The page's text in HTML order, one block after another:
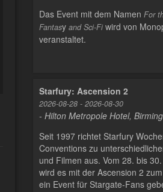
Das Event mit dem Namen For
Fantasy and Sci-Fi wird von
veranstaltet.
Starfury: Ascension 2
2026-08-28 - 2026-08-30
- Hilton Metropole Hotel,
Seit 1997 richtet Starfury
Conventions zu
und Filmen aus. Vom 28. bis
wird es mit der Ascension 2
ein Event für Stargate-Fans